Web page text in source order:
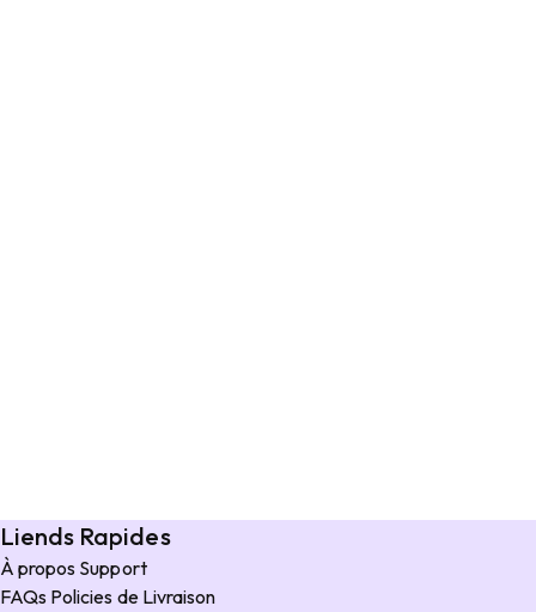
Liends Rapides
À propos Support
FAQs Policies de Livraison